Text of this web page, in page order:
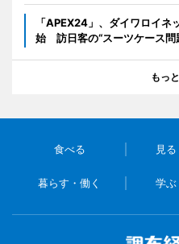
「APEX24」、ダイワロイ
始 訪日客の“スーツケース問
もっ
食べる 見
暮らす・働く 学ぶ